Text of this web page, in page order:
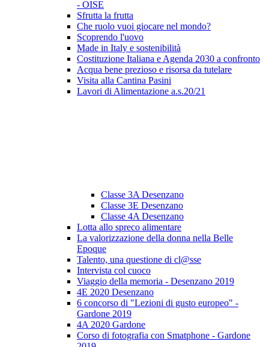
- OISE
Sfrutta la frutta
Che ruolo vuoi giocare nel mondo?
Scoprendo l'uovo
Made in Italy e sostenibilità
Costituzione Italiana e Agenda 2030 a confronto
Acqua bene prezioso e risorsa da tutelare
Visita alla Cantina Pasini
Lavori di Alimentazione a.s.20/21
Classe 3A Desenzano
Classe 3E Desenzano
Classe 4A Desenzano
Lotta allo spreco alimentare
La valorizzazione della donna nella Belle
Epoque
Talento, una questione di cl@sse
Intervista col cuoco
Viaggio della memoria - Desenzano 2019
4E 2020 Desenzano
6 concorso di "Lezioni di gusto europeo" -
Gardone 2019
4A 2020 Gardone
Corso di fotografia con Smatphone - Gardone